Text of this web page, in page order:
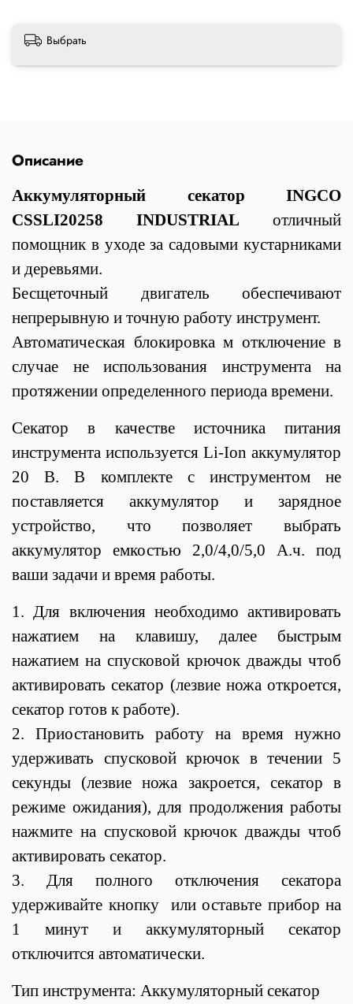
Выбрать
Описание
Аккумуляторный секатор INGCO
CSSLI20258 INDUSTRIAL отличный
помощник в уходе за садовыми кустарниками
и деревьями.
Бесщеточный двигатель обеспечивают
непрерывную и точную работу инструмент.
Автоматическая блокировка м отключение в
случае не использования инструмента на
протяжении определенного периода времени.
Секатор в качестве источника питания
инструмента используется Li-Ion аккумулятор
20 В. В комплекте с инструментом не
поставляется аккумулятор и зарядное
устройство, что позволяет выбрать
аккумулятор емкостью 2,0/4,0/5,0 А.ч. под
ваши задачи и время работы.
1. Для включения необходимо активировать
нажатием на клавишу, далее быстрым
нажатием на спусковой крючок дважды чтоб
активировать секатор (лезвие ножа откроется,
секатор готов к работе).
2. Приостановить работу на время нужно
удерживать спусковой крючок в течении 5
секунды (лезвие ножа закроется, секатор в
режиме ожидания), для продолжения работы
нажмите на спусковой крючок дважды чтоб
активировать секатор.
3. Для полного отключения секатора
удерживайте кнопку или оставьте прибор на
1 минут и аккумуляторный секатор
отключится автоматически.
Тип инструмента: Аккумуляторный секатор